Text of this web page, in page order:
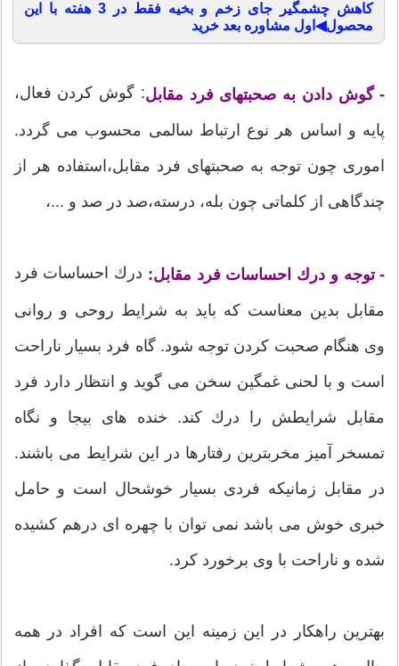
کاهش چشمگیر جای زخم و بخیه فقط در 3 هفته با این
محصول◀اول مشاوره بعد خرید
- گوش دادن به صحبتهای فرد مقابل: گوش كردن فعال،
پایه و اساس هر نوع ارتباط سالمی محسوب می گردد.
اموری چون توجه به صحبتهای فرد مقابل،‌استفاده هر از
چندگاهی از كلماتی چون بله، ‌درسته،‌صد در صد و ...،‌
- توجه و درك احساسات فرد مقابل: درك احساسات فرد
مقابل بدین معناست كه باید به شرایط روحی و روانی
وی هنگام صحبت كردن توجه شود. گاه فرد بسیار ناراحت
است و با لحنی غمگین سخن می گوید و انتظار دارد فرد
مقابل شرایطش را درك كند. خنده های بیجا و نگاه
تمسخر آمیز مخربترین رفتارها در این شرایط می باشند.
در مقابل زمانیكه فردی بسیار خوشحال است و حامل
خبری خوش می باشد نمی توان با چهره ای درهم كشیده
شده و ناراحت با وی برخورد كرد.
بهترین راهكار در این زمینه این است كه افراد در همه